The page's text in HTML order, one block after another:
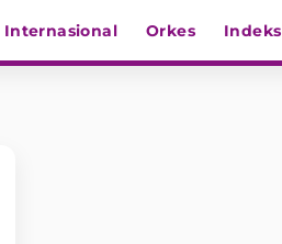
Internasional Orkes Indeks